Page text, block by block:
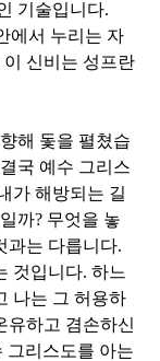
기술입니다.
에서 누리는 자
신비는 성프란
해 돛을 펼쳤습
국 예수 그리스
가 해방되는 길
까? 무엇을 놓
과는 다릅니다.
것입니다.하느
나는 그 허용하
유하고 겸손하신
그리스도를 아는